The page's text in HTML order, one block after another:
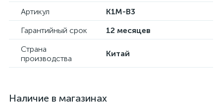
Артикул
K1M-B3
Гарантийный срок
12 месяцев
Страна
производства
Китай
Наличие в магазинах